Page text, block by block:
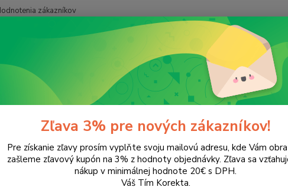
zákazníkov
Tonery a náplne do tlačiarní Canon iR 2535
2535
EUR Od
Zľava 3% pre nových zákazníkov!
Pre získanie zľavy prosím vyplňte svoju mailovú adresu, kde Vám
zašleme zľavový kupón na 3% z hodnoty objednávky. Zľava sa
nákup v minimálnej hodnote 20€ s DPH.
Váš Tím Korekta.